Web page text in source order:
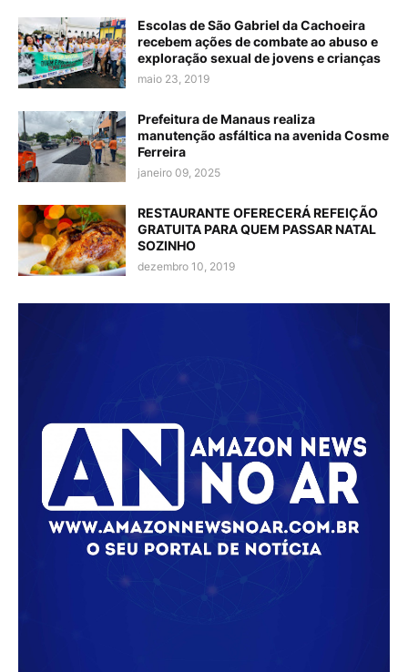
Escolas de São Gabriel da Cachoeira
recebem ações de combate ao abuso e
exploração sexual de jovens e crianças
maio 23, 2019
Prefeitura de Manaus realiza
manutenção asfáltica na avenida Cosme
Ferreira
janeiro 09, 2025
RESTAURANTE OFERECERÁ REFEIÇÃO
GRATUITA PARA QUEM PASSAR NATAL
SOZINHO
dezembro 10, 2019